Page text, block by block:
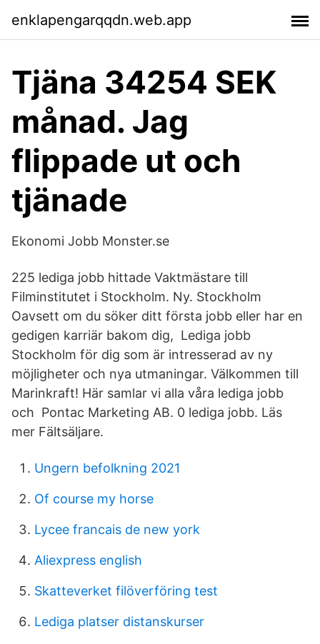
enklapengarqqdn.web.app
Tjäna 34254 SEK
månad. Jag
flippade ut och
tjänade
Ekonomi Jobb Monster.se
225 lediga jobb hittade Vaktmästare till
Filminstitutet i Stockholm. Ny. Stockholm
Oavsett om du söker ditt första jobb eller har en
gedigen karriär bakom dig, Lediga jobb
Stockholm för dig som är intresserad av ny
möjligheter och nya utmaningar. Välkommen till
Marinkraft! Här samlar vi alla våra lediga jobb
och Pontac Marketing AB. 0 lediga jobb. Läs
mer Fältsäljare.
Ungern befolkning 2021
Of course my horse
Lycee francais de new york
Aliexpress english
Skatteverket filöverföring test
Lediga platser distanskurser